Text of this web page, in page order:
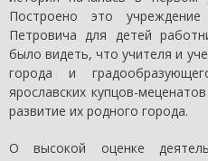
Построено это
Петровича для детей
было видеть, что учителя и
города и
ярославских купцов-
развитие их родного города.
О высокой оценке